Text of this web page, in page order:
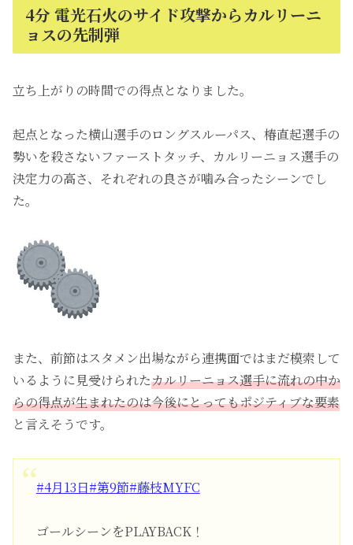
4分 電光石火のサイド攻撃からカルリーニ
ョスの先制弾
立ち上がりの時間での得点となりました。
起点となった横山選手のロングスルーパス、椿直起選手の
勢いを殺さないファーストタッチ、カルリーニョス選手の
決定力の高さ、それぞれの良さが噛み合ったシーンでし
た。
また、前節はスタメン出場ながら連携面ではまだ模索して
いるように見受けられたカルリーニョス選手に流れの中か
らの得点が生まれたのは今後にとってもポジティブな要素
と言えそうです。
#4月13日#第9節#藤枝MYFC
ゴールシーンをPLAYBACK！